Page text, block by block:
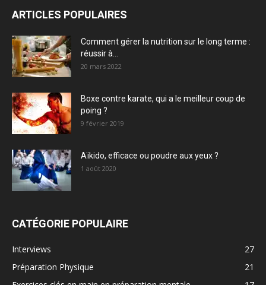
ARTICLES POPULAIRES
Comment gérer la nutrition sur le long terme :
réussir à...
20 mars 2022
Boxe contre karate, qui a le meilleur coup de
poing ?
9 février 2019
Aïkido, efficace ou poudre aux yeux ?
1 août 2020
CATÉGORIE POPULAIRE
Interviews
27
Préparation Physique
21